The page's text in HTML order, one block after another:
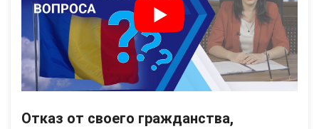
Отказ от своего гражданства,